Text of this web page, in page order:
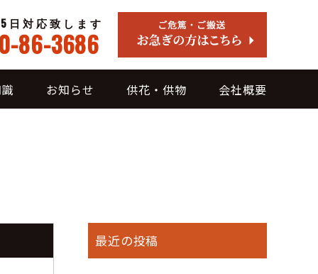
日対応致します
86-3686
お知らせ 供花・供物 会社概要
最近の投稿